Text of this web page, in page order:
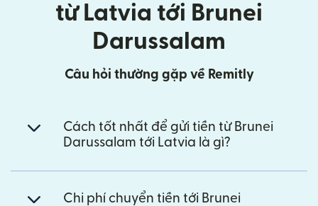
từ Latvia tới Brunei
Darussalam
Câu hỏi thường gặp về Remitly
Cách tốt nhất để gửi tiền từ Brunei
Darussalam tới Latvia là gì?
Chi phí chuyển tiền tới Brunei